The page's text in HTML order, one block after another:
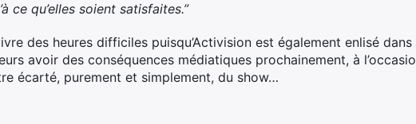
ce qu’elles soient satisfaites.”
des heures difficiles puisqu’Activision est également enlisé
avoir des conséquences médiatiques prochainement, à
écarté, purement et simplement, du show…